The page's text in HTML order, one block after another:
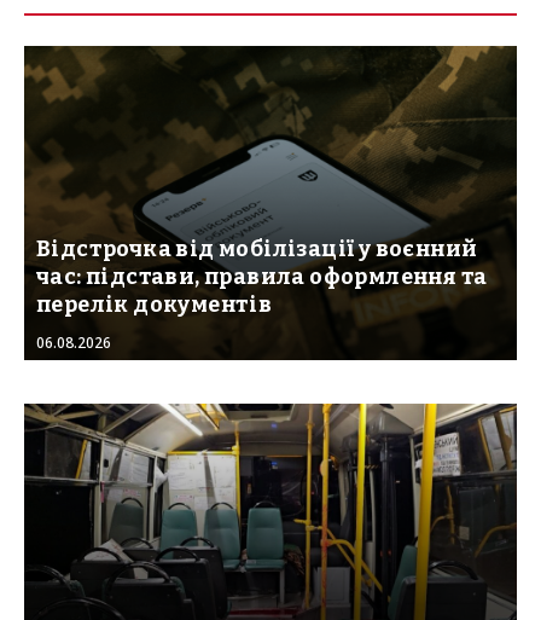
Відстрочка від мобілізації у воєнний
час: підстави, правила оформлення та
перелік документів
06.08.2026